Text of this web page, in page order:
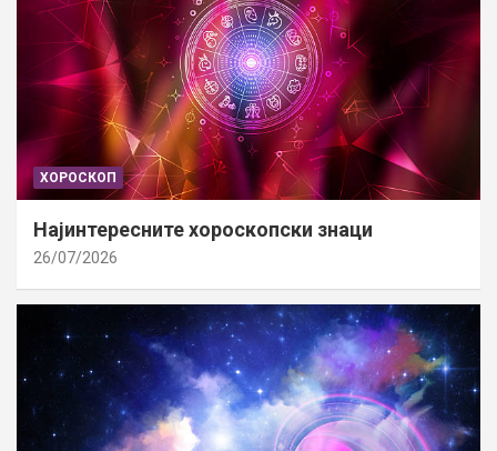
ХОРОСКОП
Најинтересните хороскопски знаци
26/07/2026